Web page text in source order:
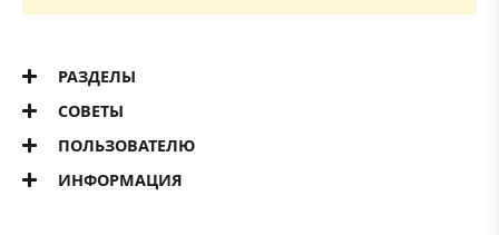
РАЗДЕЛЫ
СОВЕТЫ
ПОЛЬЗОВАТЕЛЮ
ИНФОРМАЦИЯ